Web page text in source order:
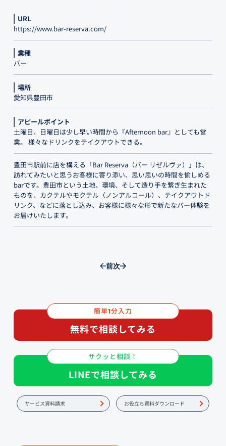
URL
https://www.bar-reserva.com/
業種
バー
場所
愛知県豊田市
アピールポイント
土曜日、日曜日は少し早い時間から『Afternoon bar』としても営
業。 様々なドリンクをテイクアウトできる。
豊田市駅前に店を構える「Bar Reserva（バー リゼルヴァ）」は、
訪れてみたいと思うお客様に寄り添い、思い思いの時間を愉しめる
barです。豊田市という土地、環境、そして造り手を繋ぎ生まれた
ものを、カクテルやモクテル（ノンアルコール）、テイクアウトド
リンク、などに落とし込み、お客様に様々な形で新たなバー体験を
お届けいたします。
前次
簡単1分入力
無料で相談してみる
サクッと相談！
LINEで相談してみる
サービス資料請求 お役立ち資料ダウンロード